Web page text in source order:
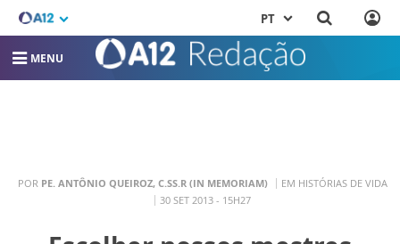
PT
MENU
POR PE. ANTÔNIO QUEIROZ, C.SS.R (IN MEMORIAM)
EM HISTÓRIAS DE VIDA
30 SET 2013 - 15H27